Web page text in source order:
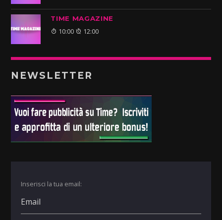
TIME MAGAZINE
10:00 12:00
NEWSLETTER
Inserisci la tua email: